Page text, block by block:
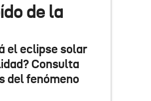
de la
el eclipse solar
Consulta
del fenómeno